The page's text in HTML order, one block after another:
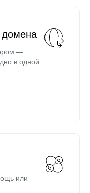
домена
—
в одной
или